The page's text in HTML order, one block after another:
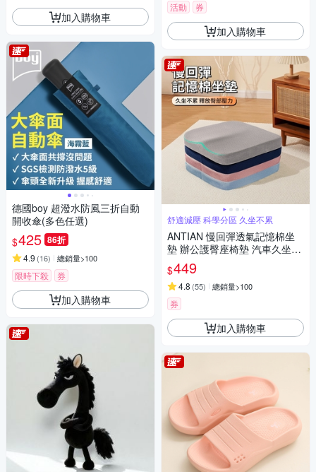
加入購物車
德國boy 超潑水防風三折自動
開收傘(多色任選)
$425 86折
4.9 (16) 總銷量>100
限時下殺 券
加入購物車
活動 券
加入購物車
舒適減壓 科學分區 久坐不累
ANTIAN 慢回彈透氣記憶棉坐
墊 辦公護臀座椅墊 汽車久坐舒
適屁股墊 學生教室宿舍凳子墊
$449
4.8 (55) 總銷量>100
券
加入購物車